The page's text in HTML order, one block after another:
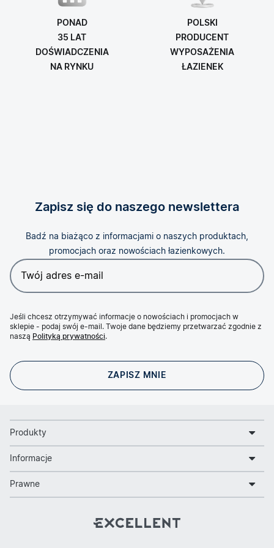
PONAD
35 LAT
DOŚWIADCZENIA
NA RYNKU
POLSKI
PRODUCENT
WYPOSAŻENIA
ŁAZIENEK
Zapisz się do naszego newslettera
Badź na biażąco z informacjami o naszych produktach,
promocjach oraz nowościach łazienkowych.
Jeśli chcesz otrzymywać informacje o nowościach i promocjach w
sklepie - podaj swój e-mail. Twoje dane będziemy przetwarzać zgodnie z
naszą Polityką prywatności.
Produkty
Informacje
Prawne